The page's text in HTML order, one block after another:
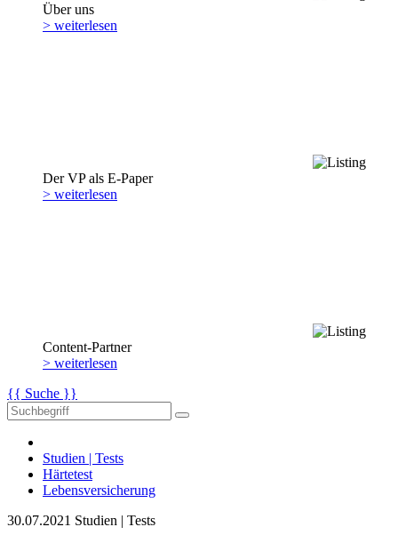
Über uns
> weiterlesen
Der VP als E-Paper
> weiterlesen
Content-Partner
> weiterlesen
{{ Suche }}
Studien | Tests
Härtetest
Lebensversicherung
30.07.2021 Studien | Tests